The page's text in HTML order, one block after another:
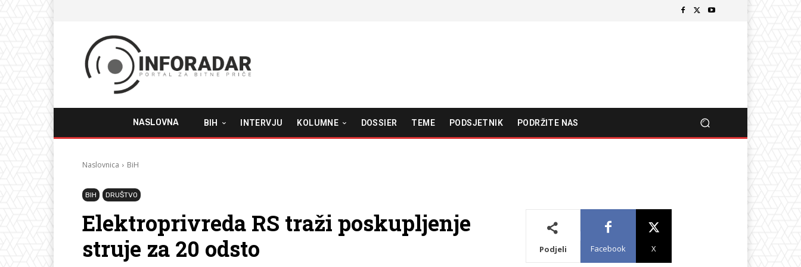
NASLOVNA BIH INTERVJU KOLUMNE DOSSIER TEME PODSJETNIK PODRŽITE NAS
Naslovnica BiH
BIH DRUŠTVO
Elektroprivreda RS traži poskupljenje
struje za 20 odsto
Podjeli Facebook X